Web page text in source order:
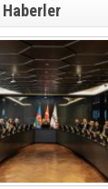
Haberler